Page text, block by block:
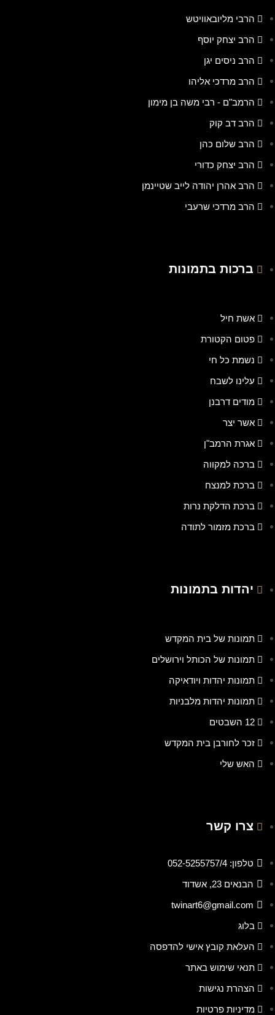
הרבי מליובאוויטש
הרב יצחק יוסף
הרב ניסים יגן
הרב מרדכי אליהו
הרמב"ם - רבי משה בן מימון
הרב דב קוק
הרב שלום כהן
הרב יצחק כדורי
הרב אהרן יהודה לייב שטיינמן
הרב מרדכי שרעבי
ברכות בתמונות
אשת חיל
פטום הקטורת
נשמת כל חי
עלינו לשבח
מודים דרבנן
אשר יצר
אגרת הרמב"ן
ברכה למקווה
ברכת למנצח
ברכת הדלקת נרות
ברכת מזמור לתודה
יהדות בתמונות
תמונות של בית המקדש
תמונות של הכותל וירושלים
תמונות יהדות ויודאיקה
תמונות יהדות מלבניות
12 השבטים
זכר לחורבן בית המקדש
האש שלי
צרו קשר
טלפון: 052-5255757/4
הבנאים 23, אשדוד
twinart6@gmail.com
בלוג
העלאת קובץ אישי להדפסה
תנאי שימוש באתר
הצהרת נגישות
מדיניות פרטיות